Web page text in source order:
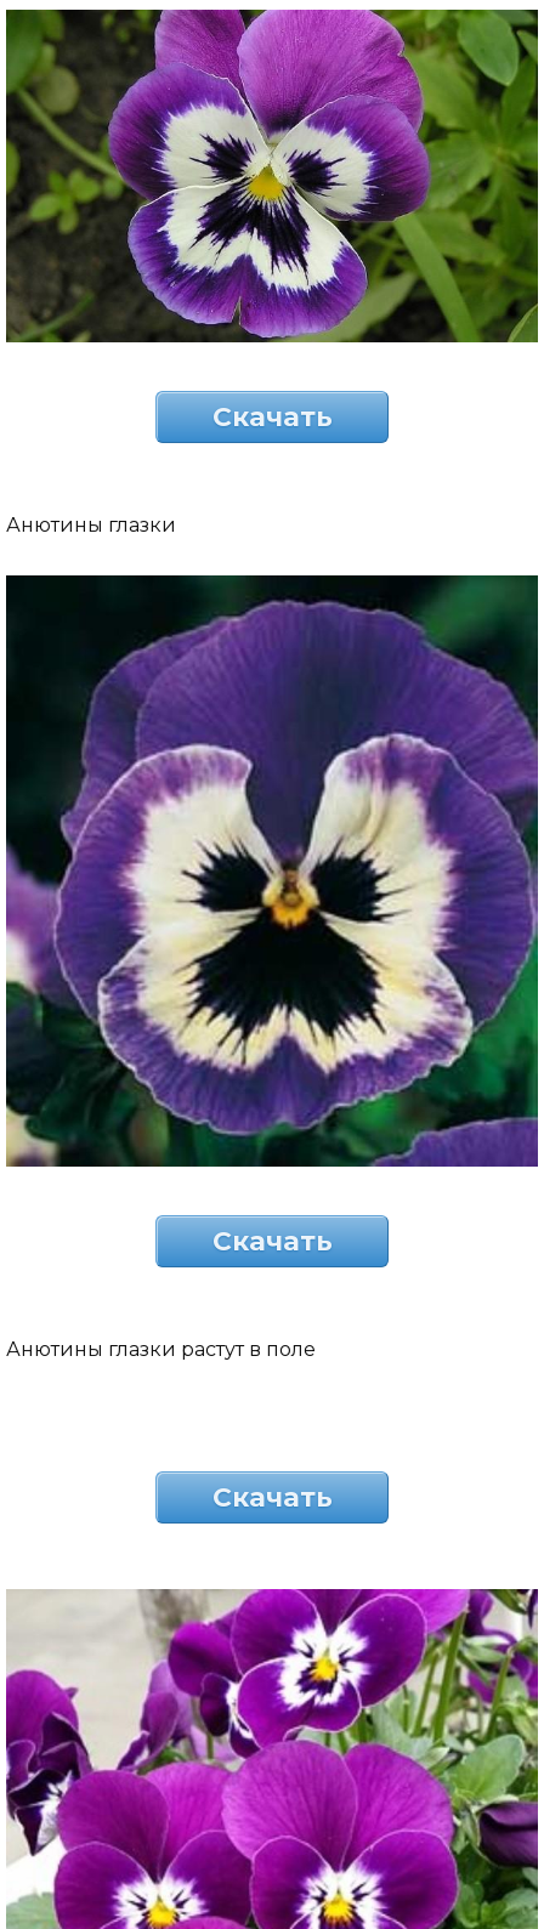
Скачать
Анютины глазки
Скачать
Анютины глазки растут в поле
Скачать